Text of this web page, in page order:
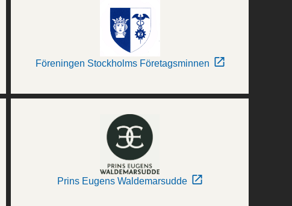
Föreningen Stockholms Företagsminnen
Prins Eugens Waldemarsudde